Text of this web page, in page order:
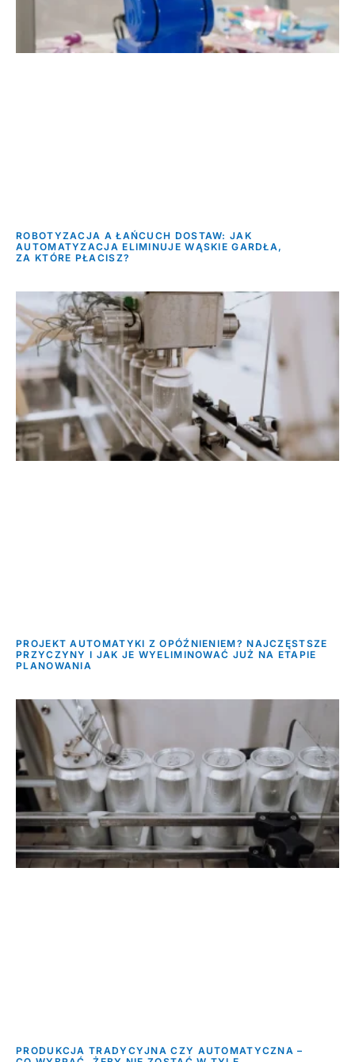
ROBOTYZACJA A ŁAŃCUCH DOSTAW: JAK
AUTOMATYZACJA ELIMINUJE WĄSKIE GARDŁA,
ZA KTÓRE PŁACISZ?
PROJEKT AUTOMATYKI Z OPÓŹNIENIEM? NAJCZĘSTSZE
PRZYCZYNY I JAK JE WYELIMINOWAĆ JUŻ NA ETAPIE
PLANOWANIA
PRODUKCJA TRADYCYJNA CZY AUTOMATYCZNA –